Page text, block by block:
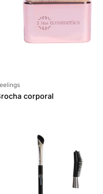
corporal